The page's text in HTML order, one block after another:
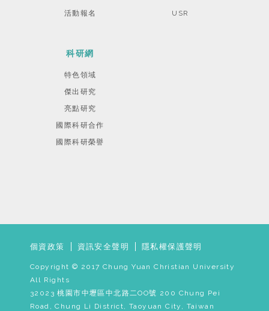
活動報名 USR
科研網
特色領域
傑出研究
亮點研究
國際科研合作
國際科研榮譽
個資政策 資訊安全聲明 隱私權保護聲明
Copyright © 2017 Chung Yuan Christian University
All Rights
32023 桃園市中壢區中北路二OO號 200 Chung Pei
Road, Chung Li District, Taoyuan City, Taiwan